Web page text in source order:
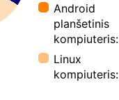
Android
planšetinis
kompiuteris:
Linux
kompiuteris: